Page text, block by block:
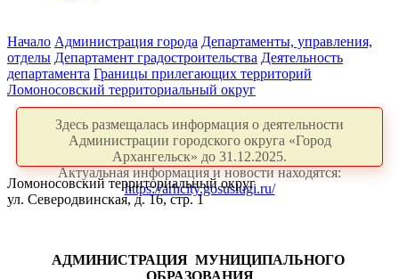
Начало Администрация города Департаменты, управления,
отделы Департамент градостроительства Деятельность
департамента Границы прилегающих территорий
Ломоносовский территориальный округ
Здесь размещалась информация о деятельности
Администрации городского округа «Город
Архангельск» до 31.12.2025.
Актуальная информация и новости находятся:
https://arhcity.gosuslugi.ru/
Ломоносовский территориальный округ
ул. Северодвинская, д. 16, стр. 1
АДМИНИСТРАЦИЯ МУНИЦИПАЛЬНОГО
ОБРАЗОВАНИЯ